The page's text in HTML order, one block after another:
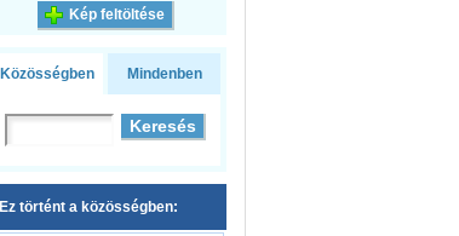
Kép feltöltése
Közösségben Mindenben
Ez történt a közösségben: